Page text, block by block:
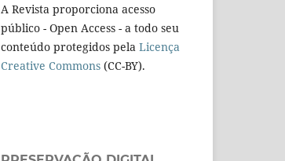
A Revista proporciona acesso
público - Open Access - a todo seu
conteúdo protegidos pela Licença
Creative Commons (CC-BY).